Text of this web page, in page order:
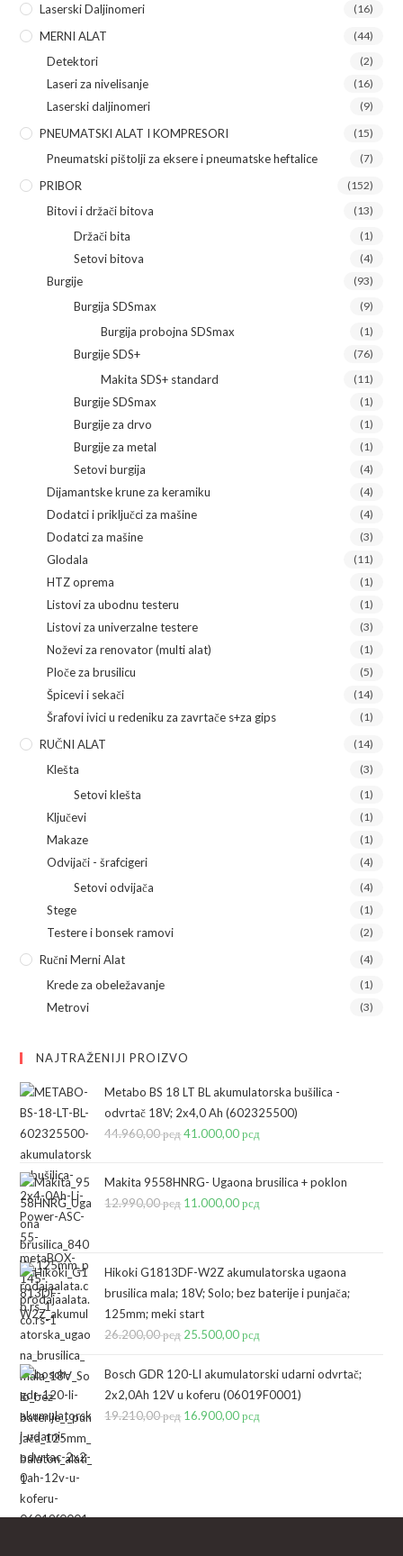
Laserski Daljinomeri (16)
MERNI ALAT (44)
Detektori (2)
Laseri za nivelisanje (16)
Laserski daljinomeri (9)
PNEUMATSKI ALAT I KOMPRESORI (15)
Pneumatski pištolji za eksere i pneumatske heftalice (7)
PRIBOR (152)
Bitovi i držači bitova (13)
Držači bita (1)
Setovi bitova (4)
Burgije (93)
Burgija SDSmax (9)
Burgija probojna SDSmax (1)
Burgije SDS+ (76)
Makita SDS+ standard (11)
Burgije SDSmax (1)
Burgije za drvo (1)
Burgije za metal (1)
Setovi burgija (4)
Dijamantske krune za keramiku (4)
Dodatci i priključci za mašine (4)
Dodatci za mašine (3)
Glodala (11)
HTZ oprema (1)
Listovi za ubodnu testeru (1)
Listovi za univerzalne testere (3)
Noževi za renovator (multi alat) (1)
Ploče za brusilicu (5)
Špicevi i sekači (14)
Šrafovi ivici u redeniku za zavrtače s+za gips (1)
RUČNI ALAT (14)
Klešta (3)
Setovi klešta (1)
Ključevi (1)
Makaze (1)
Odvijači - šrafcigeri (4)
Setovi odvijača (4)
Stege (1)
Testere i bonsek ramovi (2)
Ručni Merni Alat (4)
Krede za obeležavanje (1)
Metrovi (3)
NAJTRAŽENIJI PROIZVO
Metabo BS 18 LT BL akumulatorska bušilica -
odvrtač 18V; 2x4,0 Ah (602325500)
44.960,00рсдOriginalna
je
bila:
41.000,00рсд
je:
Makita 9558HNRG- Ugaona brusilica + poklon
12.990,00рсд Originalna
bila:
12.990,00 рсд.
11.000,00рсд
11.000,00 рсд.
Hikoki G1813DF-W2Z akumulatorska ugaona
brusilica mala; 18V; Solo; bez baterije i punjača;
125mm; meki start
26.200,00рсд Originalna
je
bila:
26.200,00 рсд.
25.500,00рсд
je:
25.500,00 рсд.
Bosch GDR 120-LI akumulatorski udarni odvrtač;
2x2,0Ah 12V u koferu (06019F0001)
19.210,00рсд Originalna
16.900,00рсд